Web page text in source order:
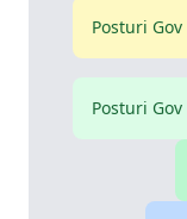
Posturi Gov
Posturi Gov